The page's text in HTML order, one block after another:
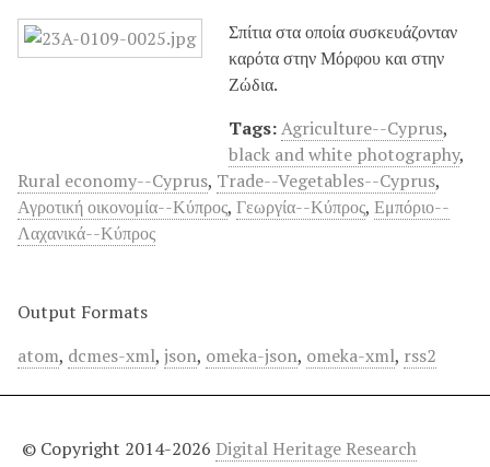
Σπίτια στα οποία συσκευάζονταν
καρότα στην Μόρφου και στην
Ζώδια.
Tags:Agriculture--Cyprus,
black and white photography,
Rural economy--Cyprus, Trade--Vegetables--Cyprus,
Αγροτική οικονομία--Κύπρος, Γεωργία--Κύπρος, Εμπόριο--
Λαχανικά--Κύπρος
Output Formats
atom, dcmes-xml, json, omeka-json, omeka-xml, rss2
© Copyright 2014-2026 Digital Heritage Research